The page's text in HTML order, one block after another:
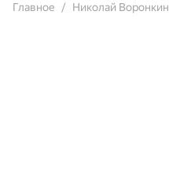
Главное Николай Воронкин